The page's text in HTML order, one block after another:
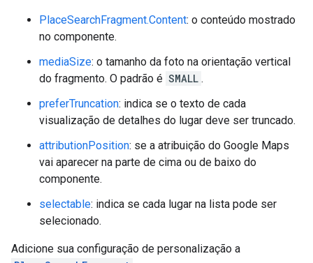
PlaceSearchFragment.Content: o conteúdo mostrado
no componente.
mediaSize: o tamanho da foto na orientação vertical
do fragmento. O padrão é SMALL .
preferTruncation: indica se o texto de cada
visualização de detalhes do lugar deve ser truncado.
attributionPosition: se a atribuição do Google Maps
vai aparecer na parte de cima ou de baixo do
componente.
selectable: indica se cada lugar na lista pode ser
selecionado.
Adicione sua configuração de personalização a